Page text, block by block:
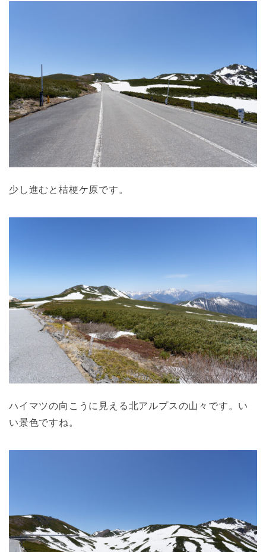
少し進むと桔梗ケ原です。
ハイマツの向こうに見える北アルプスの山々です。い
い景色ですね。